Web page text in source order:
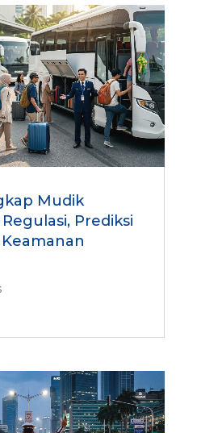
Mudik
Prediksi